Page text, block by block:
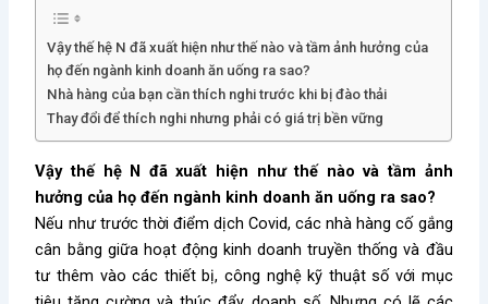
Vậy thế hệ N đã xuất hiện như thế nào và tầm ảnh hưởng của
họ đến ngành kinh doanh ăn uống ra sao?
Nhà hàng của bạn cần thích nghi trước khi bị đào thải
Thay đổi để thích nghi nhưng phải có giá trị bền vững
Vậy thế hệ N đã xuất hiện như thế nào và tầm ảnh
hưởng của họ đến ngành kinh doanh ăn uống ra sao?
Nếu như trước thời điểm dịch Covid, các nhà hàng cố gắng
cân bằng giữa hoạt động kinh doanh truyền thống và đầu
tư thêm vào các thiết bị, công nghệ kỹ thuật số với mục